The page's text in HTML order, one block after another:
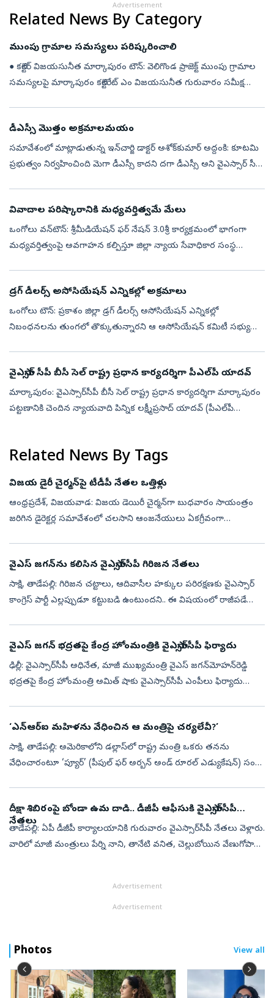
Advertisement
Related News By Category
ముంపు గ్రామాల సమస్యలు పరిష్కరించాలి
● కలెక్టర్‌ విజయసునీత మార్కాపురం టౌన్‌: వెలిగొండ ప్రాజెక్ట్‌ ముంపు గ్రామాల
సమస్యలపై మార్కాపురం కలెక్టరేట్‌ ఎం విజయసునీత గురువారం సమీక్ష
డీఎస్సీ మొత్తం అక్రమాలమయం
సమావేశంలో మాట్లాడుతున్న ఇన్‌చార్జి డాక్టర్‌ అశోక్‌కుమార్‌ అద్దంకి: కూటమి
ప్రభుత్వం నిర్వహించింది మెగా డీఎస్సీ కాదని దగా డీఎస్సీ అని వైఎస్సార్‌ సీపీ
వివాదాల పరిష్కారానికి మధ్యవర్తిత్వమే మేలు
ఒంగోలు వన్‌టౌన్‌: శ్రీమీడియేషన్‌ ఫర్‌ నేషన్‌ 3.0శ్రీ కార్యక్రమంలో భాగంగా
మధ్యవర్తిత్వంపై అవగాహన కల్పిస్తూ జిల్లా న్యాయ సేవాధికార సంస్థ
డ్రగ్‌ డీలర్స్‌ అసోసియేషన్‌ ఎన్నికల్లో అక్రమాలు
ఒంగోలు టౌన్‌: ప్రకాశం జిల్లా డ్రగ్‌ డీలర్స్‌ అసోసియేషన్‌ ఎన్నికల్లో
నిబంధనలను తుంగలో తొక్కుతున్నారని ఆ అసోసియేషన్‌ కమిటీ సభ్యుడు
వైఎస్సార్‌ సీపీ బీసీ సెల్‌ రాష్ట్ర ప్రధాన కార్యదర్శిగా పీఎల్‌పీ యాదవ్‌
మార్కాపురం: వైఎస్సార్‌సీపీ బీసీ సెల్‌ రాష్ట్ర ప్రధాన కార్యదర్శిగా మార్కాపురం
పట్టణానికి చెందిన న్యాయవాది పిన్నిక లక్ష్మీప్రసాద్‌ యాదవ్‌ (పీఎల్‌పీ
Related News By Tags
విజయ డైరీ చైర్మన్‌పై టీడీపీ నేతల ఒత్తిళ్లు
ఆంధ్రప్రదేశ్‌, విజయవాడ: విజయ డెయిరీ చైర్మన్‌గా బుధవారం సాయంత్రం
జరిగిన డైరెక్టర్ల సమావేశంలో చలసాని ఆంజనేయులు ఏకగ్రీవంగా
వైఎస్ జగన్‌ను కలిసిన వైఎస్సార్‌సీపీ గిరిజన నేతలు
సాక్షి, తాడేపల్లి: గిరిజన చట్టాలు, ఆదివాసీల హక్కుల పరిరక్షణకు వైఎస్సార్‌
కాంగ్రెస్‌ పార్టీ ఎల్లప్పుడూ కట్టుబడి ఉంటుందని.. ఈ విషయంలో రాజీపడే
వైఎస్‌ జగన్‌ భద్రతపై కేంద్ర హోంమంత్రికి వైఎస్సార్‌సీపీ ఫిర్యాదు
ఢిల్లీ: వైఎస్సార్‌సీపీ అధినేత, మాజీ ముఖ్యమంత్రి వైఎస్‌ జగన్‌మోహన్‌రెడ్డి
భద్రతపై కేంద్ర హోంమంత్రి అమిత్‌ షాకు వైఎస్సార్‌సీపీ ఎంపీలు ఫిర్యాదు
‘ఎన్ఆర్ఐ మహిళను వేధించిన ఆ మంత్రిపై చర్యలేవీ?’
సాక్షి, తాడేపల్లి: అమెరికాలోని డల్లాస్‌లో రాష్ట్ర మంత్రి ఒకరు తనను
వేధించారంటూ ‘ప్యూర్‌’ (పీపుల్‌ ఫర్‌ అర్బన్‌ అండ్‌ రూరల్‌ ఎడ్యుకేషన్‌) సంస్థ
దీక్షా‌ శిబిరంపై బోండా ఉమ దాడి.. డీజీపీ ఆఫీసుకి వైఎస్సార్‌సీపీ
నేతలు
తాడేపల్లి: ఏపీ డీజీపీ కార్యాలయానికి గురువారం వైఎస్సార్‌సీపీ నేతలు వెళ్లారు.
వారిలో మాజీ మంత్రులు పేర్ని నాని, తానేటి వనిత, చెల్లుబోయిన వేణుగోపాల
Advertisement
Advertisement
Photos View all